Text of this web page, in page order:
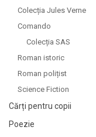
Colecția Jules Verne
Comando
Colecția SAS
Roman istoric
Roman polițist
Science Fiction
Cărți pentru copii
Poezie